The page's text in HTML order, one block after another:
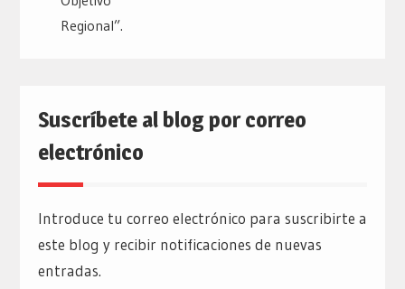
Suscríbete al blog por correo
electrónico
Introduce tu correo electrónico para suscribirte a
este blog y recibir notificaciones de nuevas
entradas.